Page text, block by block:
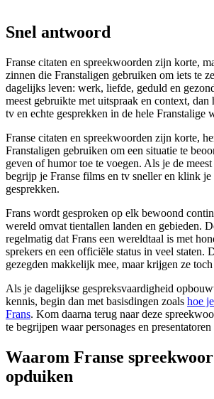
Snel antwoord
Franse citaten en spreekwoorden zijn korte,
zinnen die Franstaligen gebruiken om iets te
dagelijks leven: werk, liefde, geduld en
meest gebruikte met uitspraak en context,
tv en echte gesprekken in de hele Franstalige
Franse citaten en spreekwoorden zijn korte,
Franstaligen gebruiken om een situatie te
geven of humor toe te voegen. Als je de
begrijp je Franse films en tv sneller en klink
gesprekken.
Frans wordt gesproken op elk bewoond
wereld omvat tientallen landen en gebieden.
regelmatig dat Frans een wereldtaal is met
sprekers en een officiële status in veel staten.
gezegden makkelijk mee, maar krijgen ze
Als je dagelijkse gespreksvaardigheid
kennis, begin dan met basisdingen zoals hoe
Frans. Kom daarna terug naar deze
te begrijpen waar personages en
Waarom Franse
opduiken